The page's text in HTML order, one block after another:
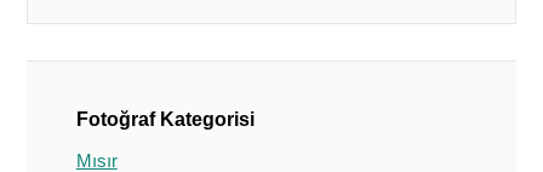
Fotoğraf Kategorisi
Mısır